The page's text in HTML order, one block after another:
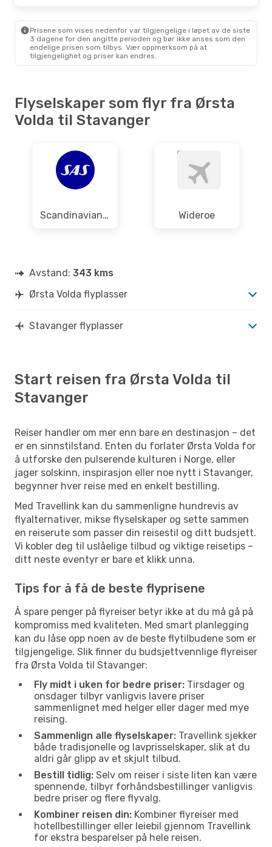
SVG
Wed, Sep 2- Sun, Sep 6
- HOV
Prisene som vises nedenfor var tilgjengelige i løpet av de siste
3 dagene for den angitte perioden og bør ikke anses som den
endelige prisen som tilbys. Vær oppmerksom på at
tilgjengelighet og priser kan endres.
Flyselskaper som flyr fra Ørsta
Volda til Stavanger
Scandinavian Airlines Wideroe
Avstand: 343 kms
Ørsta Volda flyplasser
Stavanger flyplasser
Start reisen fra Ørsta Volda til
Stavanger
Reiser handler om mer enn bare en destinasjon – det
er en sinnstilstand. Enten du forlater Ørsta Volda for
å utforske den pulserende kulturen i Norge, eller
jager solskinn, inspirasjon eller noe nytt i Stavanger,
begynner hver reise med en enkelt bestilling.
Med Travellink kan du sammenligne hundrevis av
flyalternativer, mikse flyselskaper og sette sammen
en reiserute som passer din reisestil og ditt budsjett.
Vi kobler deg til uslåelige tilbud og viktige reisetips –
ditt neste eventyr er bare et klikk unna.
Tips for å få de beste flyprisene
Å spare penger på flyreiser betyr ikke at du må gå på
kompromiss med kvaliteten. Med smart planlegging
kan du låse opp noen av de beste flytilbudene som er
tilgjengelige. Slik finner du budsjettvennlige flyreiser
fra Ørsta Volda til Stavanger:
Fly midt i uken for bedre priser: Tirsdager og
onsdager tilbyr vanligvis lavere priser
sammenlignet med helger eller dager med mye
reising.
Sammenlign alle flyselskaper: Travellink sjekker
både tradisjonelle og lavprisselskaper, slik at du
aldri går glipp av et skjult tilbud.
Bestill tidlig: Selv om reiser i siste liten kan være
spennende, tilbyr forhåndsbestillinger vanligvis
bedre priser og flere flyvalg.
Kombiner reisen din: Kombiner flyreiser med
hotellbestillinger eller leiebil gjennom Travellink
for ekstra besparelser på hele reisen.